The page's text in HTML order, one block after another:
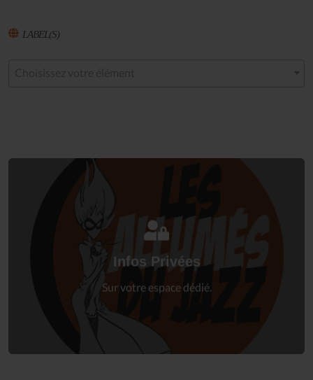
LABEL(S)
Infos Privées
Sur votre espace dédié.
Connectez-vous